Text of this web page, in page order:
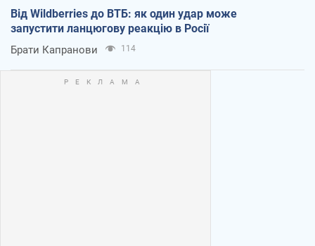
Від Wildberries до ВТБ: як один удар може
запустити ланцюгову реакцію в Росії
Брати Капранови 114